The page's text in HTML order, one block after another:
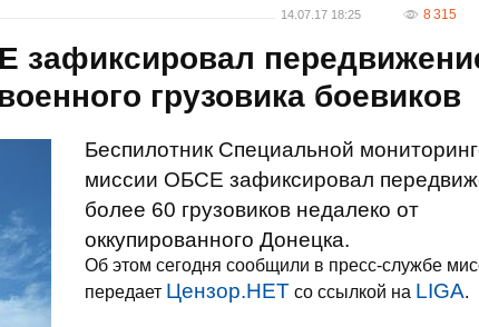
14.07.17 18:25 8 315
зафиксировал
грузовика боевиков
Беспилотник Специальной
миссии ОБСЕ зафиксировал
более 60 грузовиков недалеко от
оккупированного Донецка.
Об этом сегодня сообщили в пресс-службе
передает Цензор.НЕТ со ссылкой на LIGA.